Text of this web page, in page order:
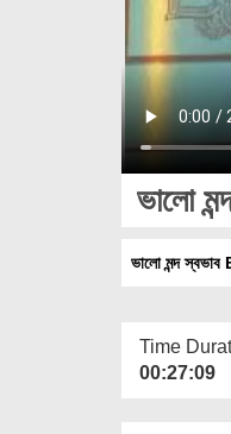
ভালো
ভালো মন্দ
Time
00:27:09